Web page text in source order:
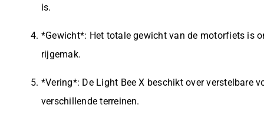
is.
*Gewicht*: Het totale gewicht van de motorfiets is
rijgemak.
*Vering*: De Light Bee X beschikt over verstelbare
verschillende terreinen.